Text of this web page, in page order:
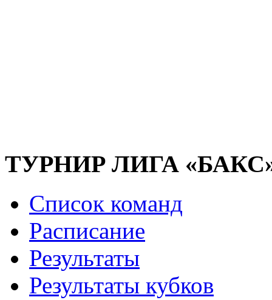
ТУРНИР ЛИГА
Список команд
Расписание
Результаты
Результаты кубков